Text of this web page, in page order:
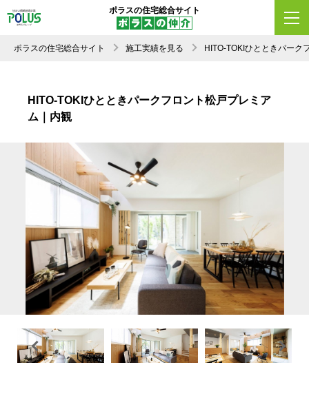
ポラスの住宅総合サイト
ポラスの住宅総合サイト 施工実績を見る HITO-TOKIひとときパーク
HITO-TOKIひとときパークフロント松戸プレミア
ム｜内観
Previous Next